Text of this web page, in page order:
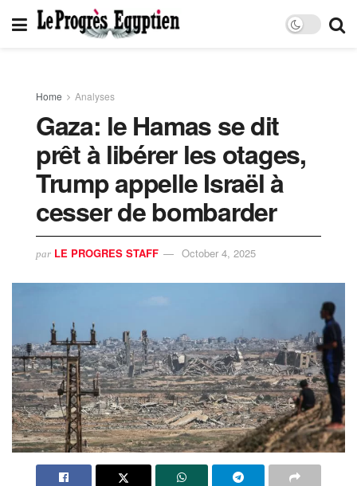
Home Analyses
Gaza: le Hamas se dit
prêt à libérer les otages,
Trump appelle Israël à
cesser de bombarder
par LE PROGRES STAFF October 4, 2025